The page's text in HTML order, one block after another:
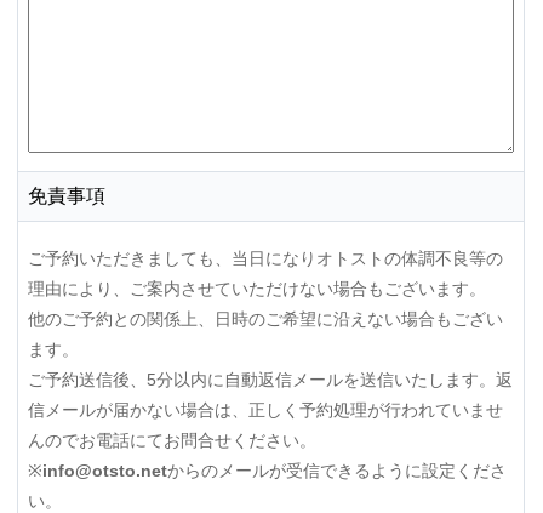
免責事項
ご予約いただきましても、当日になりオトストの体調不良等の
理由により、ご案内させていただけない場合もございます。
他のご予約との関係上、日時のご希望に沿えない場合もござい
ます。
ご予約送信後、5分以内に自動返信メールを送信いたします。返
信メールが届かない場合は、正しく予約処理が行われていませ
んのでお電話にてお問合せください。
※info@otsto.netからのメールが受信できるように設定くださ
い。